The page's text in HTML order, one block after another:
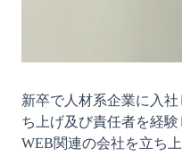
新卒で人材系企業に入
ち上げ及び責任者を経
WEB関連の会社を立ち